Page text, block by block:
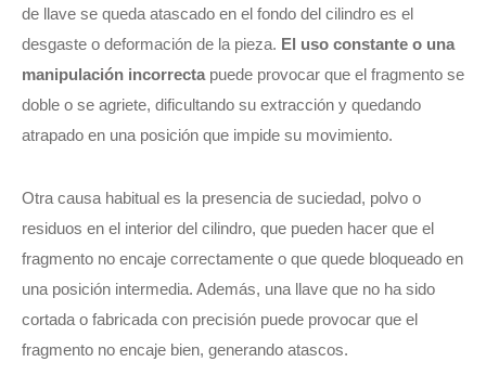
de llave se queda atascado en el fondo del cilindro es el
desgaste o deformación de la pieza. El uso constante o una
manipulación incorrecta puede provocar que el fragmento se
doble o se agriete, dificultando su extracción y quedando
atrapado en una posición que impide su movimiento.
Otra causa habitual es la presencia de suciedad, polvo o
residuos en el interior del cilindro, que pueden hacer que el
fragmento no encaje correctamente o que quede bloqueado en
una posición intermedia. Además, una llave que no ha sido
cortada o fabricada con precisión puede provocar que el
fragmento no encaje bien, generando atascos.